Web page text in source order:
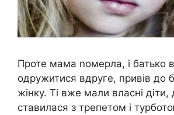
Проте мама nомерла, і батько
одружитися вдруге, привів до
жінку. Ті вже мали власні
ставилася з трепетом і